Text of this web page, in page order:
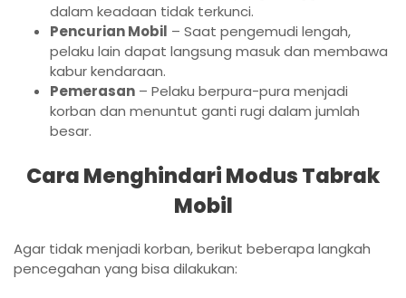
dalam keadaan tidak terkunci.
Pencurian Mobil – Saat pengemudi lengah,
pelaku lain dapat langsung masuk dan membawa
kabur kendaraan.
Pemerasan – Pelaku berpura-pura menjadi
korban dan menuntut ganti rugi dalam jumlah
besar.
Cara Menghindari Modus Tabrak
Mobil
Agar tidak menjadi korban, berikut beberapa langkah
pencegahan yang bisa dilakukan: